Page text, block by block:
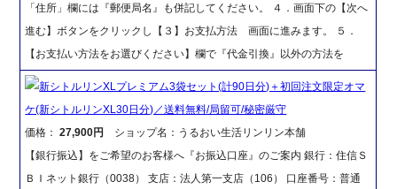
「住所」欄には『郵便局名』も併記してください。 ４．画面下の【次へ
進む】ボタンをクリックし【３】お支払方法 画面に進みます。 ５．
【お支払い方法をお選びください】欄で『代金引換』以外の方法を
新シトルリンXLプレミアム3袋セット(計90日分)＋初回注文限定オマ
ケ(新シトルリンXL30日分)／送料無料/局留可/秘密厳守
価格：27,900円
ショップ名：うるおい生活リンリン本舗
【銀行振込】をご希望のお客様へ『お振込口座』のご案内 銀行：住信Ｓ
ＢＩネット銀行（0038） 支店：法人第一支店（106） 口座番号：普通